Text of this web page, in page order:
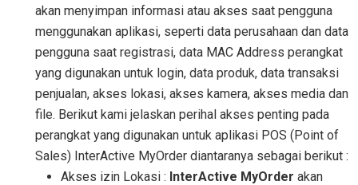
akan menyimpan informasi atau akses saat pengguna
menggunakan aplikasi, seperti data perusahaan dan data
pengguna saat registrasi, data MAC Address perangkat
yang digunakan untuk login, data produk, data transaksi
penjualan, akses lokasi, akses kamera, akses media dan
file. Berikut kami jelaskan perihal akses penting pada
perangkat yang digunakan untuk aplikasi POS (Point of
Sales) InterActive MyOrder diantaranya sebagai berikut :
Akses izin Lokasi : InterActive MyOrder akan